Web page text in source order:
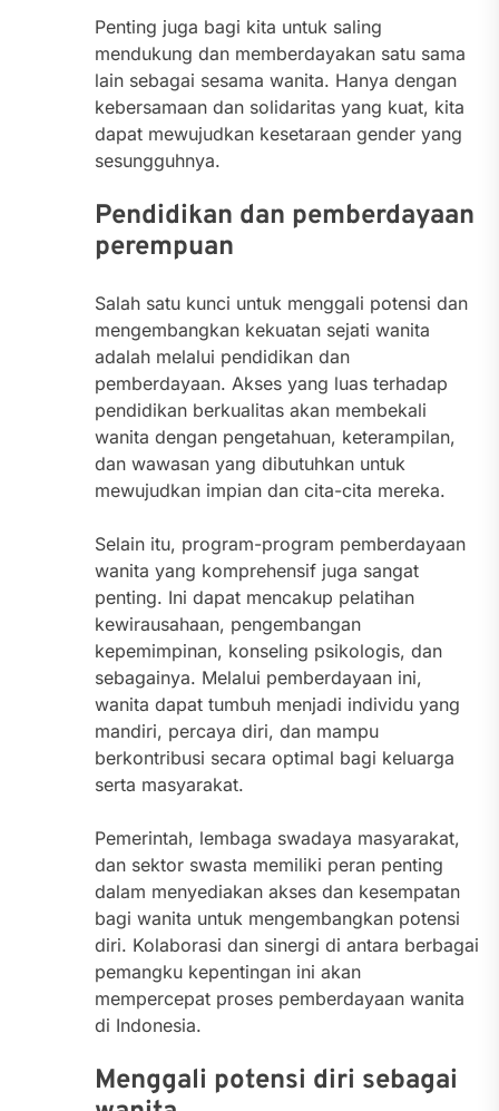
Penting juga bagi kita untuk saling
mendukung dan memberdayakan satu sama
lain sebagai sesama wanita. Hanya dengan
kebersamaan dan solidaritas yang kuat, kita
dapat mewujudkan kesetaraan gender yang
sesungguhnya.
Pendidikan dan pemberdayaan
perempuan
Salah satu kunci untuk menggali potensi dan
mengembangkan kekuatan sejati wanita
adalah melalui pendidikan dan
pemberdayaan. Akses yang luas terhadap
pendidikan berkualitas akan membekali
wanita dengan pengetahuan, keterampilan,
dan wawasan yang dibutuhkan untuk
mewujudkan impian dan cita-cita mereka.
Selain itu, program-program pemberdayaan
wanita yang komprehensif juga sangat
penting. Ini dapat mencakup pelatihan
kewirausahaan, pengembangan
kepemimpinan, konseling psikologis, dan
sebagainya. Melalui pemberdayaan ini,
wanita dapat tumbuh menjadi individu yang
mandiri, percaya diri, dan mampu
berkontribusi secara optimal bagi keluarga
serta masyarakat.
Pemerintah, lembaga swadaya masyarakat,
dan sektor swasta memiliki peran penting
dalam menyediakan akses dan kesempatan
bagi wanita untuk mengembangkan potensi
diri. Kolaborasi dan sinergi di antara berbagai
pemangku kepentingan ini akan
mempercepat proses pemberdayaan wanita
di Indonesia.
Menggali potensi diri sebagai